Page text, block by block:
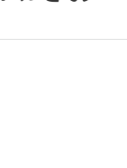
わせ（新しいウィン